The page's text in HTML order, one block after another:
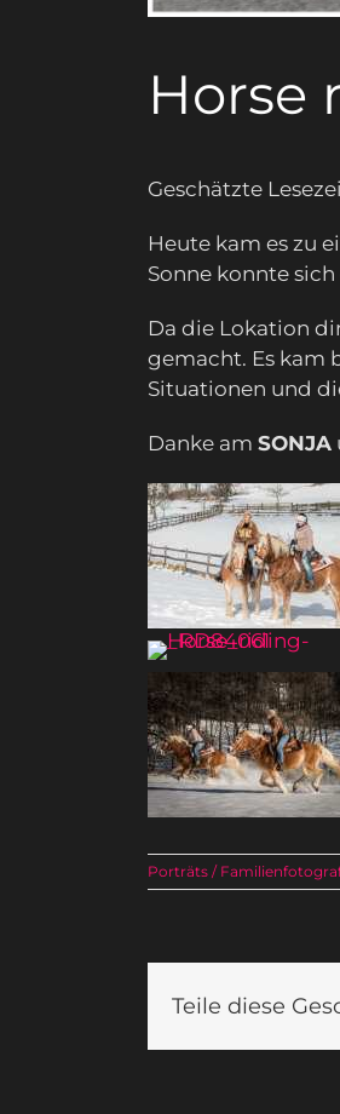
Horse
Geschätzte
Heute kam es zu
Sonne konnte
Da die Lokation
gemacht. Es kam
Situationen und
Danke am SONJA
Porträts /
Teile diese